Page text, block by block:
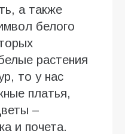
а также
белого
растения
то у нас
платья,
–
и почета.